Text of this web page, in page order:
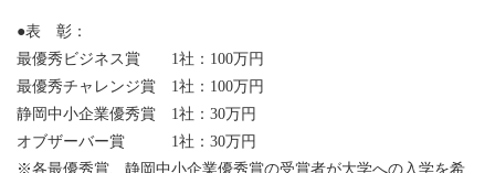
●表 彰：
最優秀ビジネス賞 1社：100万円
最優秀チャレンジ賞 1社：100万円
静岡中小企業優秀賞 1社：30万円
オブザーバー賞 1社：30万円
※各最優秀賞、静岡中小企業優秀賞の受賞者が大学への入学を希